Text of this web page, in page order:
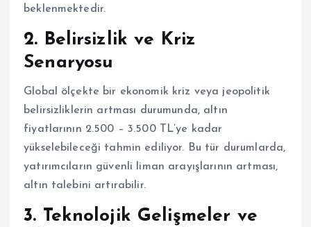
beklenmektedir.
2. Belirsizlik ve Kriz
Senaryosu
Global ölçekte bir ekonomik kriz veya jeopolitik
belirsizliklerin artması durumunda, altın
fiyatlarının 2.500 – 3.500 TL’ye kadar
yükselebileceği tahmin ediliyor. Bu tür durumlarda,
yatırımcıların güvenli liman arayışlarının artması,
altın talebini artırabilir.
3. Teknolojik Gelişmeler ve